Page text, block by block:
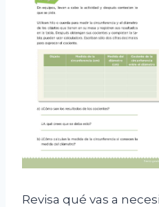
Revisa qué vas a